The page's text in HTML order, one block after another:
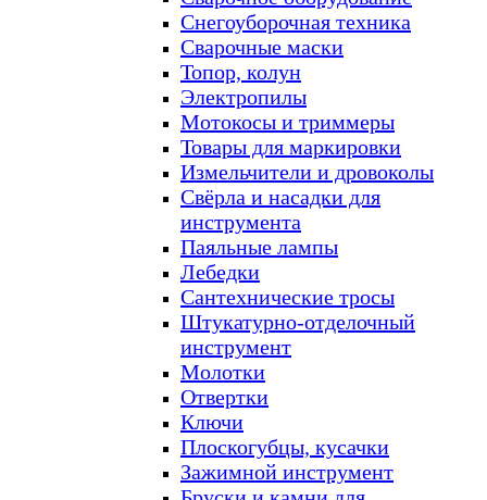
Снегоуборочная техника
Сварочные маски
Топор, колун
Электропилы
Мотокосы и триммеры
Товары для маркировки
Измельчители и дровоколы
Свёрла и насадки для
инструмента
Паяльные лампы
Лебедки
Сантехнические тросы
Штукатурно-отделочный
инструмент
Молотки
Отвертки
Ключи
Плоскогубцы, кусачки
Зажимной инструмент